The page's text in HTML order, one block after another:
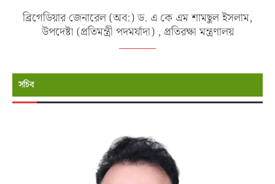
ব্রিগেডিয়ার জেনারেল (অব:) ড. এ কে এম শামছুল ইসলাম,
উপদেষ্টা (প্রতিমন্ত্রী পদমর্যাদা) , প্রতিরক্ষা মন্ত্রণালয়
সচিব